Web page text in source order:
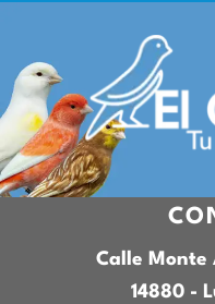
Calle Monte
14880 -